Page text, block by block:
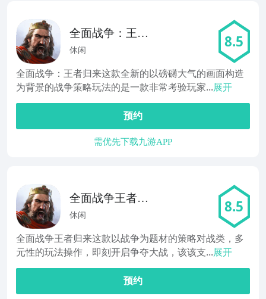
全面战争：王者
归来
休闲 8.5
全面战争：王者归来这款全新的以磅礴大气的画面构造
为背景的战争策略玩法的是一款非常考验玩家...展开
预约
需优先下载九游APP
全面战争王者归
来
休闲 8.5
全面战争王者归来这款以战争为题材的策略对战类，多
元性的玩法操作，即刻开启争夺大战，该该支...展开
预约